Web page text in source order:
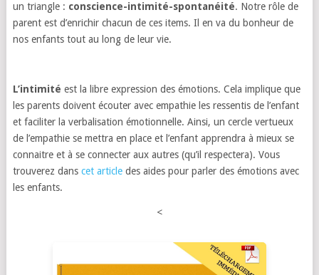
un triangle : conscience-intimité-spontanéité. Notre rôle de
parent est d’enrichir chacun de ces items. Il en va du bonheur de
nos enfants tout au long de leur vie.
L’intimité est la libre expression des émotions. Cela implique que
les parents doivent écouter avec empathie les ressentis de l’enfant
et faciliter la verbalisation émotionnelle. Ainsi, un cercle vertueux
de l’empathie se mettra en place et l’enfant apprendra à mieux se
connaitre et à se connecter aux autres (qu’il respectera). Vous
trouverez dans cet articledes aides pour parler des émotions avec
les enfants.
<